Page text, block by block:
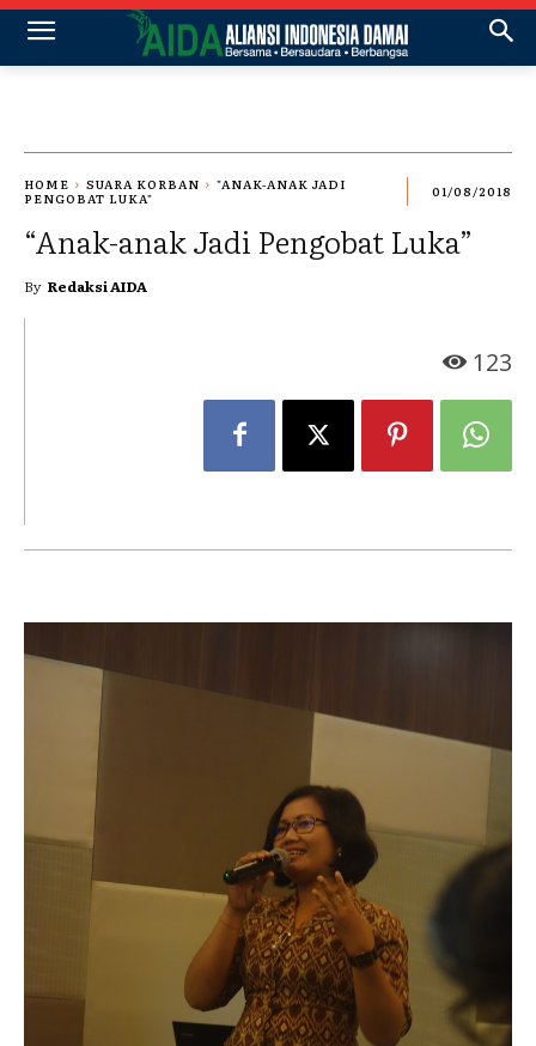
HOME SUARA KORBAN
"ANAK-ANAK JADI
PENGOBAT LUKA"
01/08/2018
“Anak-anak Jadi Pengobat Luka”
By Redaksi AIDA
123